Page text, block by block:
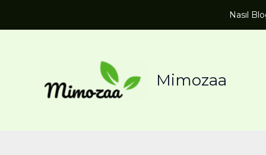
Nasıl
Mimozaa